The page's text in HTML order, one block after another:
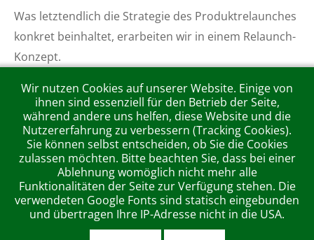
Was letztendlich die Strategie des Produktrelaunches
konkret beinhaltet, erarbeiten wir in einem Relaunch-
Konzept.
MLW KommunikationsForm GmbH Werbeagentur, Wambolder
Hof, Kämmererstraße 42, 67547 Worms, Fon [+49-62 41] 3 09
42-0
DATENSCHUTZ|DISCLAIMER|IMPRESSUM
Wir nutzen Cookies auf unserer Website. Einige von
ihnen sind essenziell für den Betrieb der Seite,
während andere uns helfen, diese Website und die
Nutzererfahrung zu verbessern (Tracking Cookies).
Sie können selbst entscheiden, ob Sie die Cookies
zulassen möchten. Bitte beachten Sie, dass bei einer
Ablehnung womöglich nicht mehr alle
Funktionalitäten der Seite zur Verfügung stehen. Die
verwendeten Google Fonts sind statisch eingebunden
und übertragen Ihre IP-Adresse nicht in die USA.